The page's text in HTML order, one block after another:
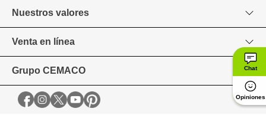
Nuestros valores
Venta en línea
Grupo CEMACO Chat
Opiniones